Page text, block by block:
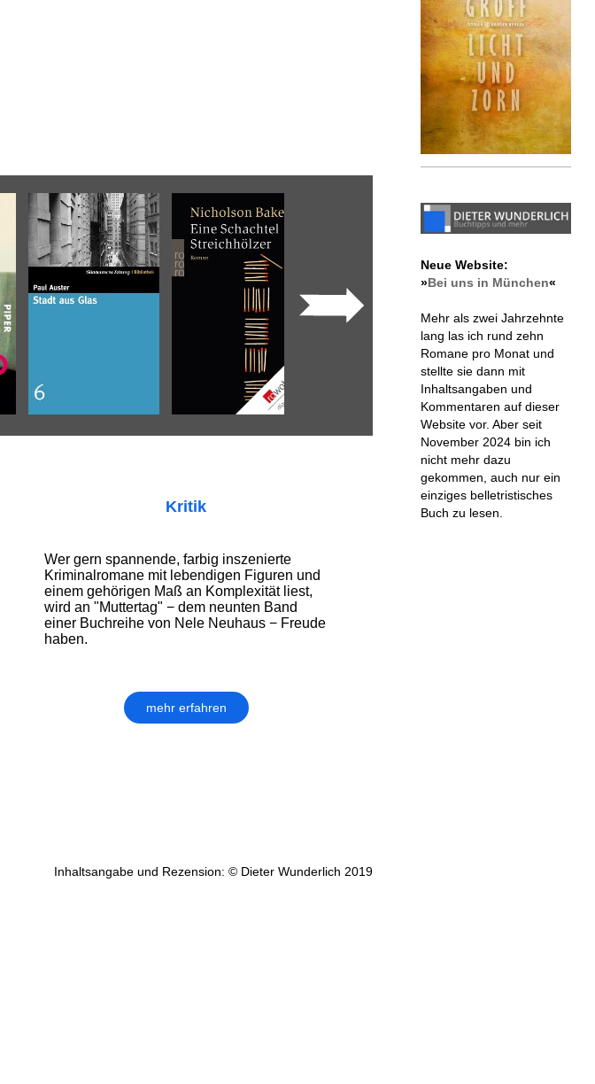
Kritik
Wer gern spannende, farbig inszenierte
Kriminalromane mit lebendigen Figuren und
einem gehörigen Maß an Komplexität liest,
wird an "Muttertag" − dem neunten Band
einer Buchreihe von Nele Neuhaus − Freude
haben.
mehr erfahren
Inhaltsangabe und Rezension: © Dieter Wunderlich 2019
Neue Website:
»Bei uns in München«
Mehr als zwei Jahrzehnte
lang las ich rund zehn
Romane pro Monat und
stellte sie dann mit
Inhaltsangaben und
Kommentaren auf dieser
Website vor. Aber seit
November 2024 bin ich
nicht mehr dazu
gekommen, auch nur ein
einziges belletristisches
Buch zu lesen.